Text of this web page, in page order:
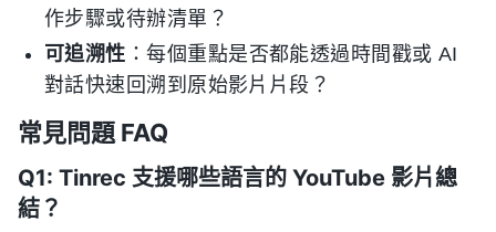
作步驟或待辦清單？
可追溯性 ：每個重點是否都能透過時間戳或 AI
對話快速回溯到原始影片片段？
常見問題 FAQ
Q1: Tinrec 支援哪些語言的 YouTube 影片總
結？